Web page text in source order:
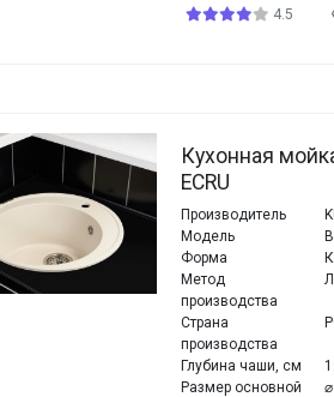
4.5
Кухонная
ECRU
Производитель
Модель
Форма
Метод
производства
Страна
производства
Глубина чаши, см
Размер основной